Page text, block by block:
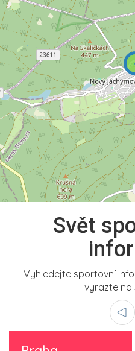
Svět
Vyhledejte sportovní
vyrazte na